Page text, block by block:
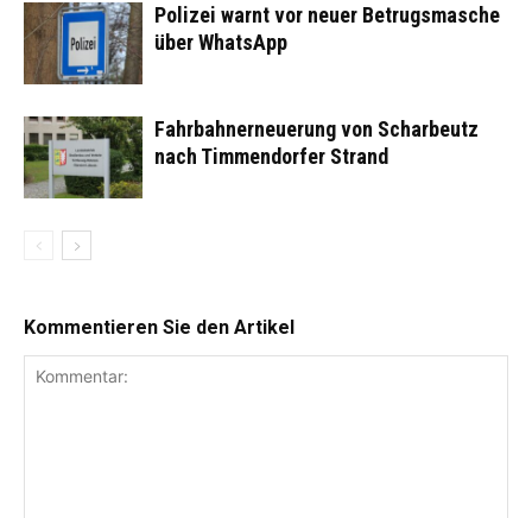
Polizei warnt vor neuer Betrugsmasche
über WhatsApp
Fahrbahnerneuerung von Scharbeutz
nach Timmendorfer Strand
Kommentieren Sie den Artikel